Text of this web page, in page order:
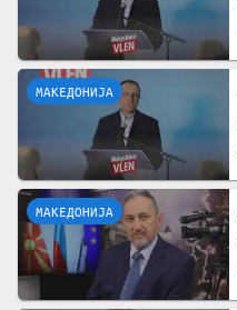
МАКЕДОНИЈА
МАКЕДОНИЈА